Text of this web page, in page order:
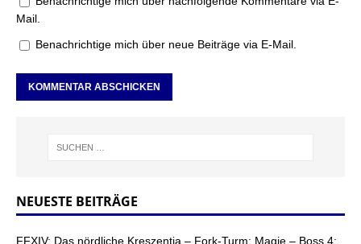
Mail.
Benachrichtige mich über neue Beiträge via E-Mail.
NEUESTE BEITRÄGE
FFXIV: Das nördliche Kreszentia – Fork-Turm: Magie – Boss 4: